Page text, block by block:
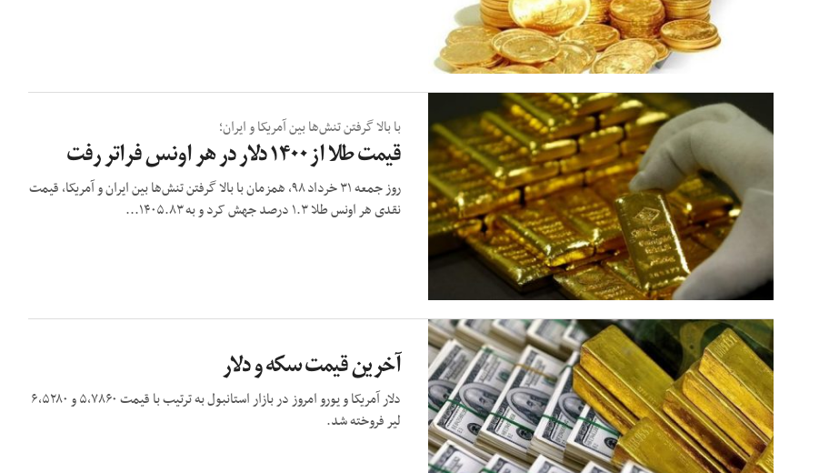
با بالا گرفتن تنش‌ها بین آمریکا و ایران؛
قیمت طلا از ۱۴۰۰ دلار در هر اونس فراتر رفت
روز جمعه ۳۱ خرداد ۹۸، همزمان با بالا گرفتن تنش‌ها بین ایران و آمریکا، قیمت
نقدی هر اونس طلا ۱.۳ درصد جهش کرد و به ۱۴۰۵.۸۳...
آخرین قیمت سکه و دلار
دلار آمریکا و یورو امروز در بازار استانبول به ترتیب با قیمت ۵,۷۸۶۰ و ۶,۵۲۸۰
لیر فروخته شد.